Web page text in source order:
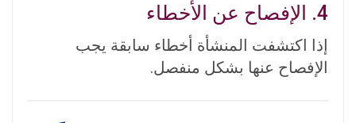
4. الإفصاح عن الأخطاء
إذا اكتشفت المنشأة أخطاء سابقة يجب
الإفصاح عنها بشكل منفصل.